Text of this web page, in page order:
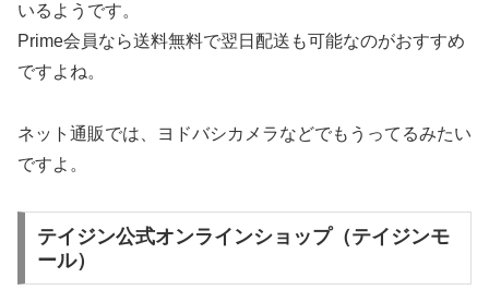
いるようです。
Prime会員なら送料無料で翌日配送も可能なのがおすすめ
ですよね。
ネット通販では、ヨドバシカメラなどでもうってるみたい
ですよ。
テイジン公式オンラインショップ（テイジンモ
ール）